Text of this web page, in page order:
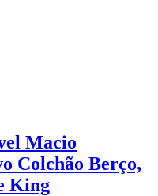
Macio
Colchão Berço,
King